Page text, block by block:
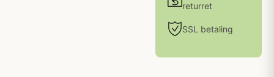
returret
SSL betaling